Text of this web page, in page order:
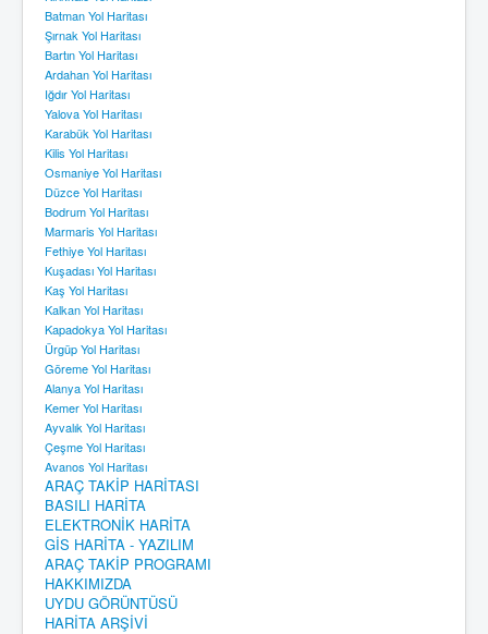
Batman Yol Haritası
Şırnak Yol Haritası
Bartın Yol Haritası
Ardahan Yol Haritası
Iğdır Yol Haritası
Yalova Yol Haritası
Karabük Yol Haritası
Kilis Yol Haritası
Osmaniye Yol Haritası
Düzce Yol Haritası
Bodrum Yol Haritası
Marmaris Yol Haritası
Fethiye Yol Haritası
Kuşadası Yol Haritası
Kaş Yol Haritası
Kalkan Yol Haritası
Kapadokya Yol Haritası
Ürgüp Yol Haritası
Göreme Yol Haritası
Alanya Yol Haritası
Kemer Yol Haritası
Ayvalık Yol Haritası
Çeşme Yol Haritası
Avanos Yol Haritası
ARAÇ TAKİP HARİTASI
BASILI HARİTA
ELEKTRONİK HARİTA
GİS HARİTA - YAZILIM
ARAÇ TAKİP PROGRAMI
HAKKIMIZDA
UYDU GÖRÜNTÜSÜ
HARİTA ARŞİVİ